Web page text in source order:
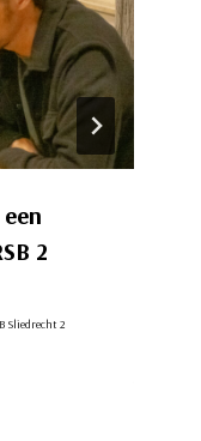
2
Sliedrecht 2